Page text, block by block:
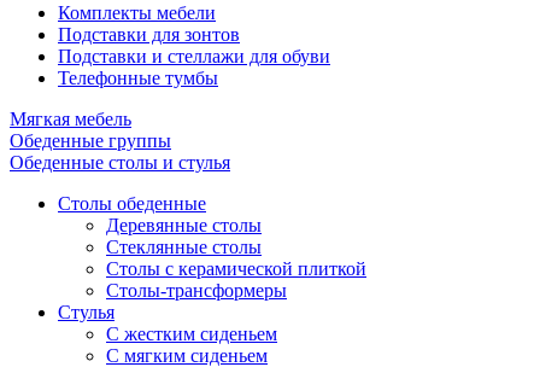
Комплекты мебели
Подставки для зонтов
Подставки и стеллажи для обуви
Телефонные тумбы
Мягкая мебель
Обеденные группы
Обеденные столы и стулья
Столы обеденные
Деревянные столы
Стеклянные столы
Столы с керамической плиткой
Столы-трансформеры
Стулья
С жестким сиденьем
С мягким сиденьем